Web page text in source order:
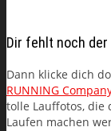
Dir fehlt noch
Dann klicke dich
RUNNING
tolle Lauffotos, die
Laufen machen